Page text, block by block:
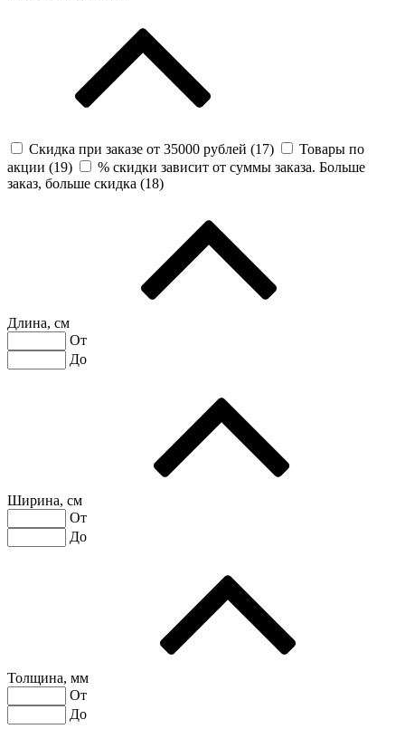
Скидка при заказе от 35000 рублей (17)
Товары по
акции (19)
% скидки зависит от суммы заказа. Больше
заказ, больше скидка (18)
Длина, см
От
До
Ширина, см
От
До
Толщина, мм
От
До